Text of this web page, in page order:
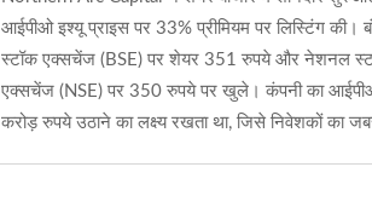
आईपीओ इश्यू प्राइस पर 33% प्रीमियम पर लिस्टिंग की।
स्टॉक एक्सचेंज (BSE) पर शेयर 351 रुपये और नेशनल
एक्सचेंज (NSE) पर 350 रुपये पर खुले। कंपनी का
करोड़ रुपये उठाने का लक्ष्य रखता था, जिसे निवेशकों का